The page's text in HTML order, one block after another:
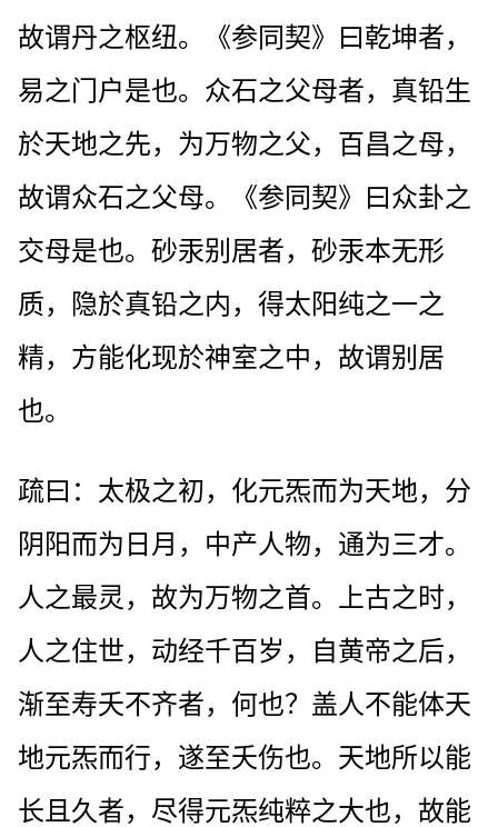
故谓丹之枢纽。《参同契》曰乾坤者，
易之门户是也。众石之父母者，真铅生
於天地之先，为万物之父，百昌之母，
故谓众石之父母。《参同契》曰众卦之
交母是也。砂汞别居者，砂汞本无形
质，隐於真铅之内，得太阳纯之一之
精，方能化现於神室之中，故谓别居
也。
疏曰：太极之初，化元炁而为天地，分
阴阳而为日月，中产人物，通为三才。
人之最灵，故为万物之首。上古之时，
人之住世，动经千百岁，自黄帝之后，
渐至寿夭不齐者，何也？盖人不能体天
地元炁而行，遂至夭伤也。天地所以能
长且久者，尽得元炁纯粹之大也，故能